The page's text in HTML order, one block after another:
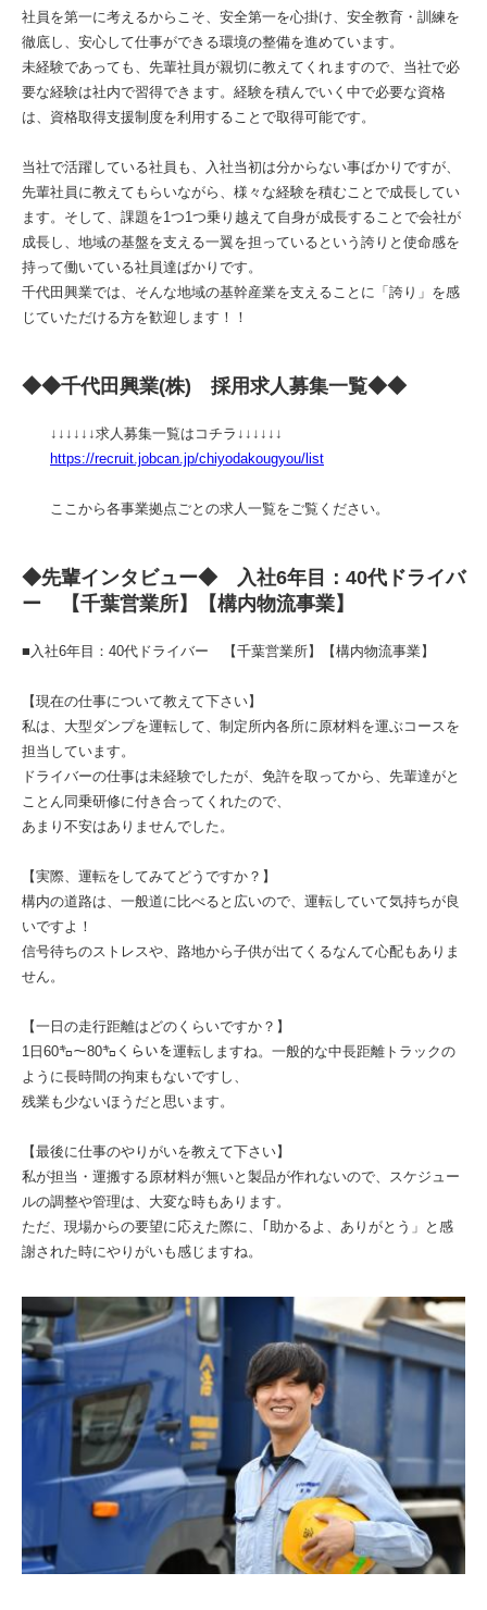
社員を第一に考えるからこそ、安全第一を心掛け、安全教育・訓練を
徹底し、安心して仕事ができる環境の整備を進めています。
未経験であっても、先輩社員が親切に教えてくれますので、当社で必
要な経験は社内で習得できます。経験を積んでいく中で必要な資格
は、資格取得支援制度を利用することで取得可能です。
当社で活躍している社員も、入社当初は分からない事ばかりですが、
先輩社員に教えてもらいながら、様々な経験を積むことで成長してい
ます。そして、課題を1つ1つ乗り越えて自身が成長することで会社が
成長し、地域の基盤を支える一翼を担っているという誇りと使命感を
持って働いている社員達ばかりです。
千代田興業では、そんな地域の基幹産業を支えることに「誇り」を感
じていただける方を歓迎します！！
◆◆千代田興業(株) 採用求人募集一覧◆◆
↓↓↓↓↓↓求人募集一覧はコチラ↓↓↓↓↓↓
https://recruit.jobcan.jp/chiyodakougyou/list
ここから各事業拠点ごとの求人一覧をご覧ください。
◆先輩インタビュー◆ 入社6年目：40代ドライバ
ー 【千葉営業所】【構内物流事業】
■入社6年目：40代ドライバー 【千葉営業所】【構内物流事業】
【現在の仕事について教えて下さい】
私は、大型ダンプを運転して、制定所内各所に原材料を運ぶコースを
担当しています。
ドライバーの仕事は未経験でしたが、免許を取ってから、先輩達がと
ことん同乗研修に付き合ってくれたので、
あまり不安はありませんでした。
【実際、運転をしてみてどうですか？】
構内の道路は、一般道に比べると広いので、運転していて気持ちが良
いですよ！
信号待ちのストレスや、路地から子供が出てくるなんて心配もありま
せん。
【一日の走行距離はどのくらいですか？】
1日60㌔～80㌔くらいを運転しますね。一般的な中長距離トラックの
ように長時間の拘束もないですし、
残業も少ないほうだと思います。
【最後に仕事のやりがいを教えて下さい】
私が担当・運搬する原材料が無いと製品が作れないので、スケジュー
ルの調整や管理は、大変な時もあります。
ただ、現場からの要望に応えた際に、｢助かるよ、ありがとう」と感
謝された時にやりがいも感じますね。